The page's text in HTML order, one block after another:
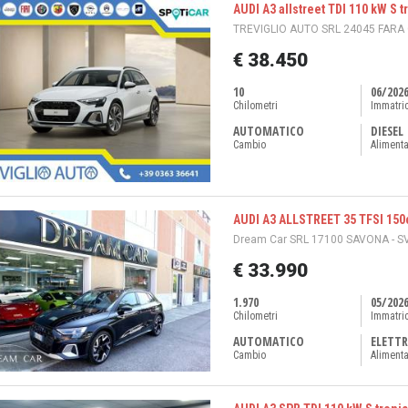
AUDI A3 allstreet TDI 110 kW
TREVIGLIO AUTO SRL 24045 FARA
€ 38.450
10
Chilometri
06/2026
AUTOMATICO
Cambio
DIESEL
AUDI A3 ALLSTREET 35 TFSI
Dream Car SRL 17100 SAVONA -
€ 33.990
1.970
Chilometri
05/2026
AUTOMATICO
Cambio